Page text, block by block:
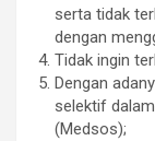
serta tidak
dengan
Tidak ingin
Dengan
selektif
(Medsos);